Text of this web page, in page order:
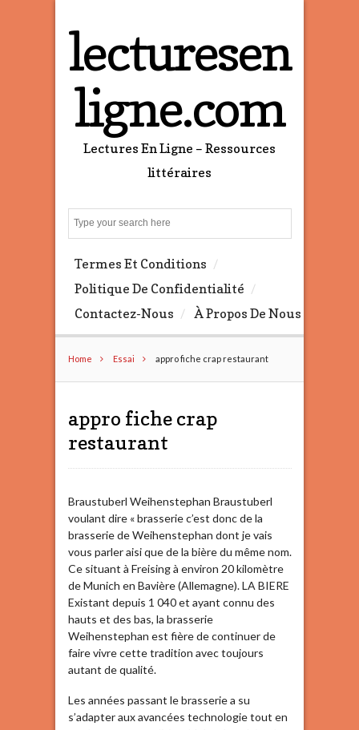
lecturesen
ligne.com
Lectures En Ligne – Ressources
littéraires
e
Termes Et Conditions
Politique De Confidentialité
Contactez-Nous
À Propos De Nous
Home Essai appro fiche crap restaurant
appro fiche crap
restaurant
Braustuberl Weihenstephan Braustuberl
voulant dire « brasserie c’est donc de la
brasserie de Weihenstephan dont je vais
vous parler aisi que de la bière du même nom.
Ce situant à Freising à environ 20 kilomètre
de Munich en Bavière (Allemagne). LA BIERE
Existant depuis 1 040 et ayant connu des
hauts et des bas, la brasserie
Weihenstephan est fière de continuer de
faire vivre cette tradition avec toujours
autant de qualité.
Les années passant le brasserie a su
s’adapter aux avancées technologie tout en